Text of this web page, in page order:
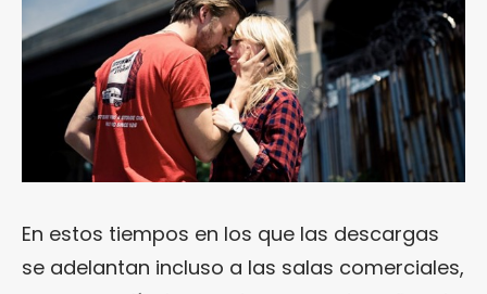
En estos tiempos en los que las descargas
se adelantan incluso a las salas comerciales,